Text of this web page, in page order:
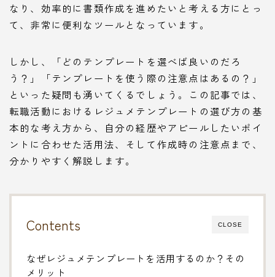
なり、効率的に書類作成を進めたいと考える方にとっ
て、非常に便利なツールとなっています。
しかし、「どのテンプレートを選べば良いのだろ
う？」「テンプレートを使う際の注意点はあるの？」
といった疑問も湧いてくるでしょう。この記事では、
転職活動におけるレジュメテンプレートの選び方の基
本的な考え方から、自分の経歴やアピールしたいポイ
ントに合わせた活用法、そして作成時の注意点まで、
分かりやすく解説します。
CLOSE
Contents
なぜレジュメテンプレートを活用するのか？その
メリット